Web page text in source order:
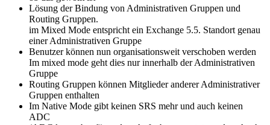
Lösung der Bindung von Administrativen Gruppen und
Routing Gruppen.
im Mixed Mode entspricht ein Exchange 5.5. Standort genau
einer Administrativen Gruppe
Benutzer können nun organisationsweit verschoben werden
Im mixed mode geht dies nur innerhalb der Administrativen
Gruppe
Routing Gruppen können Mitglieder anderer Administrativer
Gruppen enthalten
Im Native Mode gibt keinen SRS mehr und auch keinen
ADC